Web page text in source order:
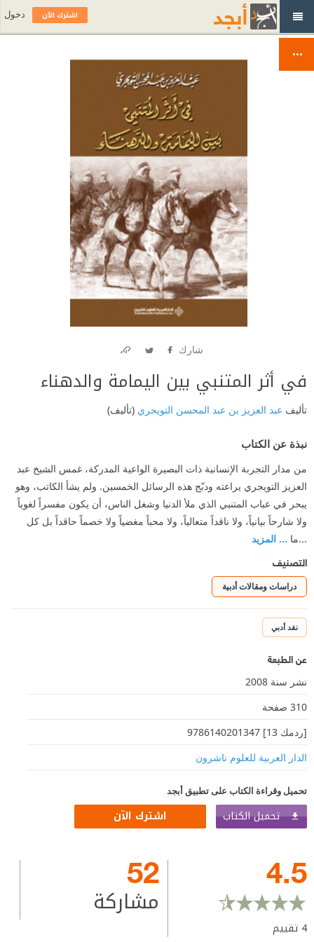
شارك
في أثر المتنبي بين اليمامة والدهناء
تأليف عبد العزيز بن عبد المحسن التويجري (تأليف)
نبذة عن الكتاب
من مدار التجربة الإنسانية ذات البصيرة الواعية المدركة، غمس الشيخ عبد
العزيز التويجري يراعته ودبّج هذه الرسائل الخمسين. ولم يشأ الكاتب، وهو
يبحر في عباب المتنبي الذي ملأ الدنيا وشغل الناس، أن يكون مفسراً لغوياً
ولا شارحاً بيانياً، ولا ناقداً متعالياً، ولا محباً مغضياً ولا خصماً حاقداً بل كل
...ما ... المزيد
التصنيف
دراسات ومقالات أدبية
نقد أدبي
عن الطبعة
نشر سنة 2008
310 صفحة
[ردمك 13] 9786140201347
الدار العربية للعلوم ناشرون
تحميل وقراءة الكتاب على تطبيق أبجد
تحميل الكتاب اشترك الآن
4.5
4 تقييم
52
مشاركة
اشترك الآن دخول